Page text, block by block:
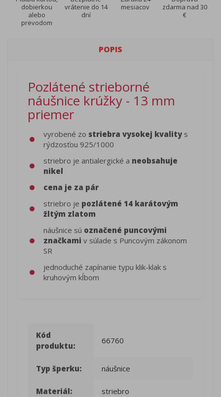
dobierkou
alebo
prevodom
vrátenie do 14
dní
mesiacov
zdarma nad 30
€
POPIS
Pozlátené strieborné
náušnice krúžky - 13 mm
priemer
vyrobené zo striebra vysokej kvalitys
rýdzosťou 925/1000
striebro je antialergické a neobsahuje
nikel
cena je za pár
striebro je pozlátené 14 karátovým
žltým zlatom
náušnice sú označené puncovými
značkami v súlade s Puncovým zákonom
SR
jednoduché zapínanie typu klik-klak s
kruhovým kĺbom
Kód
produktu:
66760
Typ šperku: náušnice
Materiál: striebro